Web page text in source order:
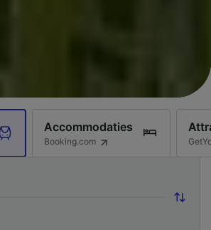
Accommodaties
Booking.com